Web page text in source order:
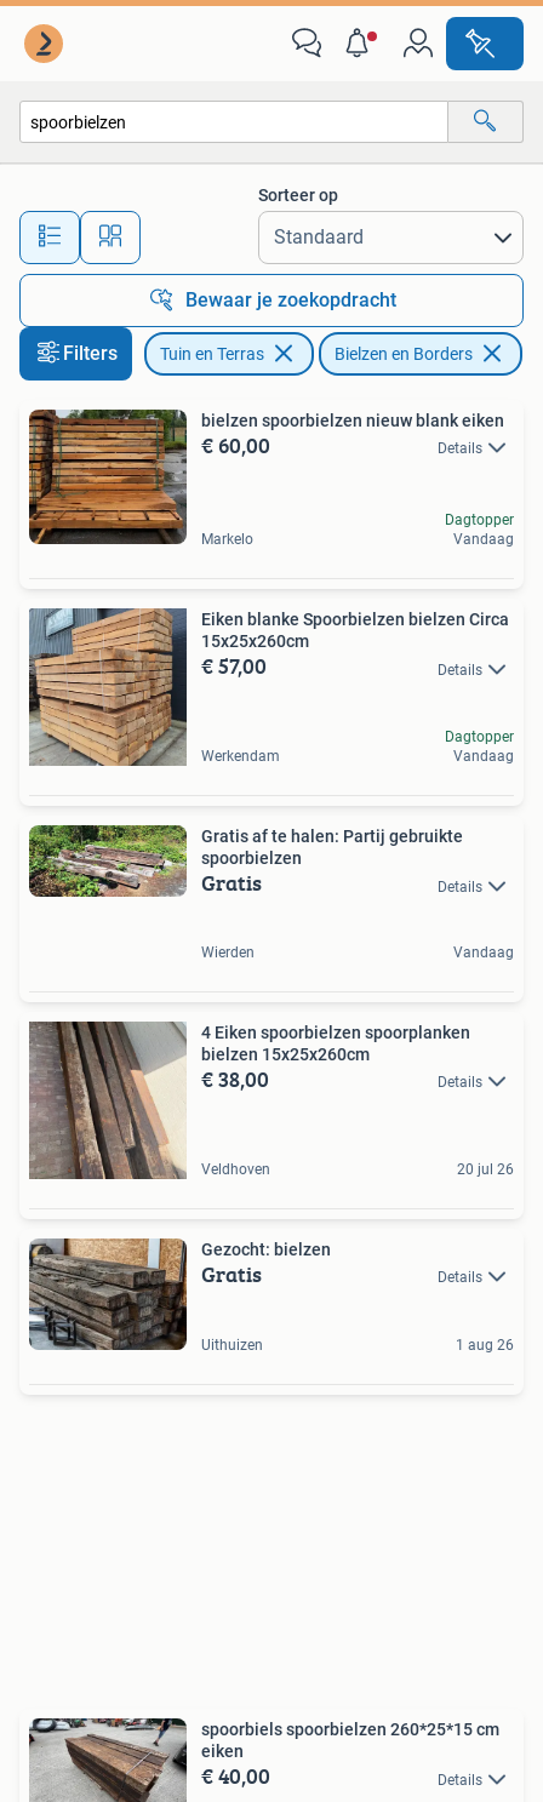
Alle afstanden…
Sorteer op
Bewaar je zoekopdracht
Filters Tuin en Terras Bielzen en Borders
bielzen spoorbielzen nieuw blank eiken
€ 60,00 Details
Markelo
Dagtopper
Vandaag
Eiken blanke Spoorbielzen bielzen Circa
15x25x260cm
€ 57,00 Details
Werkendam
Dagtopper
Vandaag
Gratis af te halen: Partij gebruikte
spoorbielzen
Gratis Details
Wierden Vandaag
4 Eiken spoorbielzen spoorplanken
bielzen 15x25x260cm
€ 38,00 Details
Veldhoven 20 jul 26
Gezocht: bielzen
Gratis Details
Uithuizen 1 aug 26
spoorbiels spoorbielzen 260*25*15 cm
eiken
€ 40,00 Details